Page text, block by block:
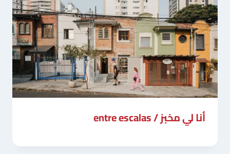
أنا لي مخبز / entre escalas